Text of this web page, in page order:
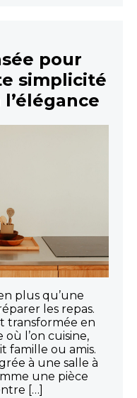
pour
simplicité
plus qu’une
les repas.
transformée en
l’on cuisine,
famille ou amis.
à une salle à
une pièce
[…]